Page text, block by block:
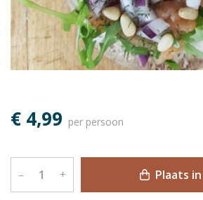
€ 4,99 per persoon
– + Plaats